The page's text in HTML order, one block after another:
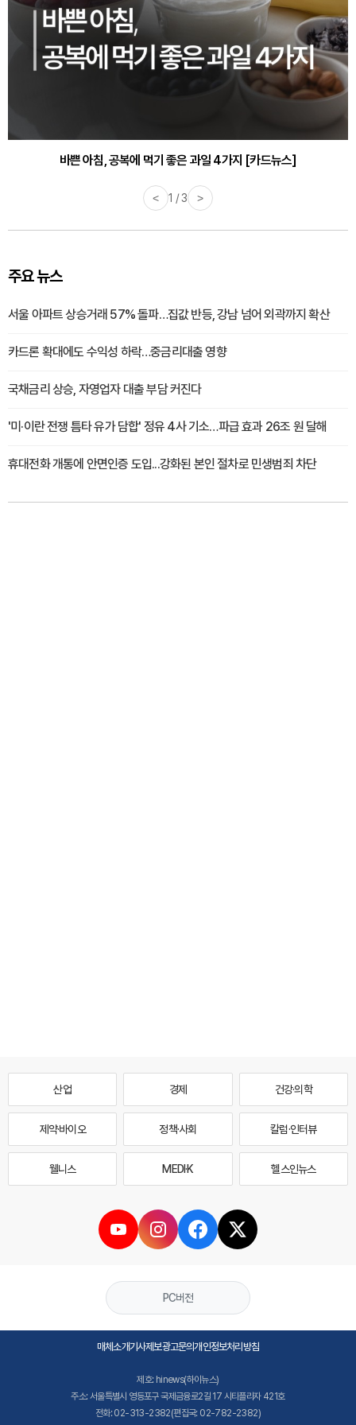
바쁜 아침, 공복에 먹기 좋은 과일 4가지 [카드뉴스]
< 1 / 3 >
주요 뉴스
서울 아파트 상승거래 57% 돌파…집값 반등, 강남 넘어 외곽까지 확산
카드론 확대에도 수익성 하락…중금리대출 영향
국채금리 상승, 자영업자 대출 부담 커진다
'미·이란 전쟁 틈타 유가 담합' 정유 4사 기소…파급 효과 26조 원 달해
휴대전화 개통에 안면인증 도입...강화된 본인 절차로 민생범죄 차단
산업 경제 건강·의학
제약·바이오 정책·사회 칼럼·인터뷰
웰니스 MEDI·K 헬스인뉴스
PC버전
매체소개기사제보광고문의개인정보처리방침
제호: hinews(하이뉴스)
주소: 서울특별시 영등포구 국제금융로2길 17 시티플라자 421호
전화: 02-313-2382(편집국: 02-782-2382)